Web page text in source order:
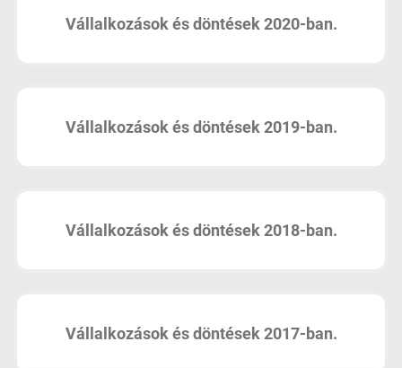
Vállalkozások és döntések 2020-ban.
Vállalkozások és döntések 2019-ban.
Vállalkozások és döntések 2018-ban.
Vállalkozások és döntések 2017-ban.